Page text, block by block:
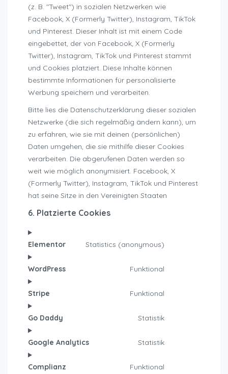
(z. B. "Tweet") in sozialen Netzwerken wie
Facebook, X (Formerly Twitter), Instagram, TikTok
und Pinterest. Dieser Inhalt ist mit einem Code
eingebettet, der von Facebook, X (Formerly
Twitter), Instagram, TikTok und Pinterest stammt
und Cookies platziert. Diese Inhalte können
bestimmte Informationen für personalisierte
Werbung speichern und verarbeiten.
Bitte lies die Datenschutzerklärung dieser sozialen
Netzwerke (die sich regelmäßig ändern kann), um
zu erfahren, wie sie mit deinen (persönlichen)
Daten umgehen, die sie mithilfe dieser Cookies
verarbeiten. Die abgerufenen Daten werden so
weit wie möglich anonymisiert. Facebook, X
(Formerly Twitter), Instagram, TikTok und Pinterest
hat seine Sitze in den Vereinigten Staaten
6. Platzierte Cookies
Elementor Statistics (anonymous)
WordPress Funktional
Stripe Funktional
Go Daddy Statistik
Google Analytics Statistik
Complianz Funktional